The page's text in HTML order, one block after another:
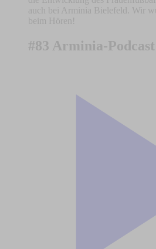
auch bei Arminia Bielefeld. Wir
beim Hören!
#83 Arminia-